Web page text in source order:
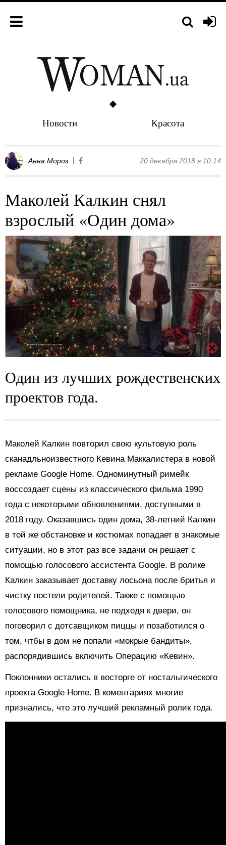
Новости Красота
Анна Мороз 20 декабря 2018 в 10:14
Маколей Калкин снял
взрослый «Один дома»
Один из лучших рождественских
проектов года.
Маколей Калкин повторил свою культовую роль
сканадльноизвестного Кевина Маккалистера в новой
рекламе Google Home. Одноминутный римейк
воссоздает сцены из классического фильма 1990
года с некоторыми обновлениями, доступными в
2018 году. Оказавшись один дома, 38-летний Калкин
в той же обстановке и костюмах попадает в знакомые
ситуации, но в этот раз все задачи он решает с
помощью голосового ассистента Google. В ролике
Калкин заказывает доставку лосьона после бритья и
чистку постели родителей. Также с помощью
голосового помощника, не подходя к двери, он
поговорил с дотсавщиком пиццы и позаботился о
том, чтбы в дом не попали «мокрые бандиты»,
распорядившись включить Операцию «Кевин».
Поклонники остались в восторге от ностальгического
проекта Google Home. В коментариях многие
признались, что это лучший рекламный ролик года.